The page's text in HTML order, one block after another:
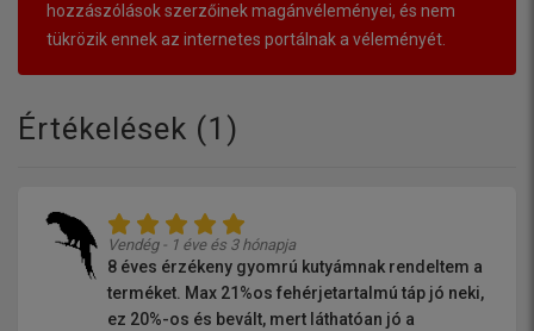
hozzászólások szerzőinek magánvéleményei, és nem
tükrözik ennek az internetes portálnak a véleményét.
Értékelések (1 )
Vendég - 1 éve és 3 hónapja
8 éves érzékeny gyomrú kutyámnak rendeltem a
terméket. Max 21%os fehérjetartalmú táp jó neki,
ez 20%-os és bevált, mert láthatóan jó a